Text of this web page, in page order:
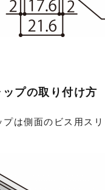
プの取り付け方
は側面のビス用ス